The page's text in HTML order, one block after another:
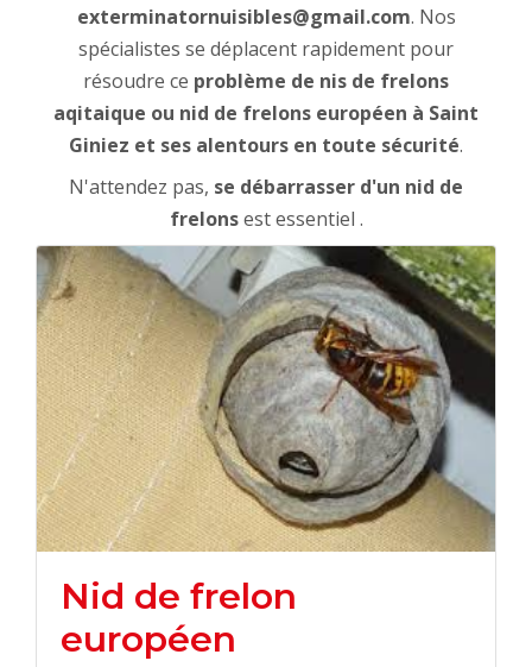
exterminatornuisibles@gmail.com. Nos
spécialistes se déplacent rapidement pour
résoudre ce problème de nis de frelons
aqitaique ou nid de frelons européen à Saint
Giniez et ses alentours en toute sécurité.
N'attendez pas, se débarrasser d'un nid de
frelonsest essentiel .
Nid de frelon
européen